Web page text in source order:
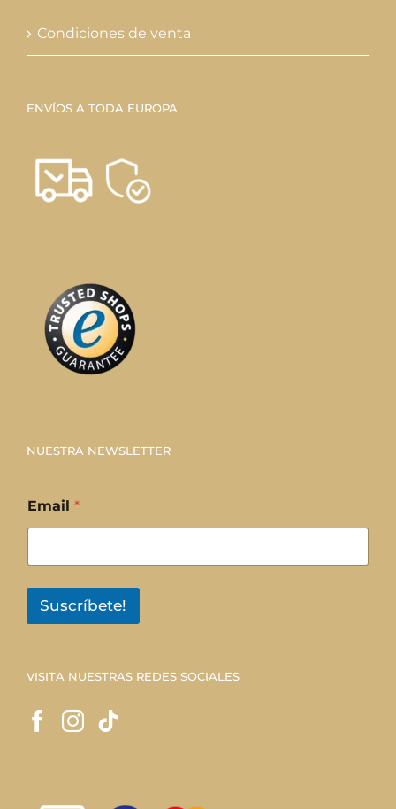
Condiciones de venta
ENVÍOS A TODA EUROPA
NUESTRA NEWSLETTER
Email *
Suscríbete!
VISITA NUESTRAS REDES SOCIALES